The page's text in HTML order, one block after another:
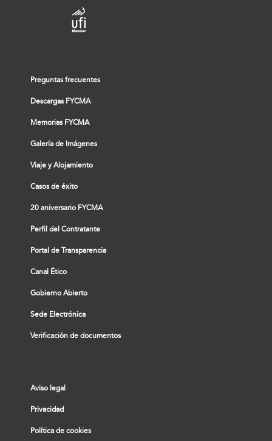
Preguntas frecuentes
Descargas FYCMA
Memorias FYCMA
Galería de Imágenes
Viaje y Alojamiento
Casos de éxito
20 aniversario FYCMA
Perfil del Contratante
Portal de Transparencia
Canal Ético
Gobierno Abierto
Sede Electrónica
Verificación de documentos
Aviso legal
Privacidad
Política de cookies